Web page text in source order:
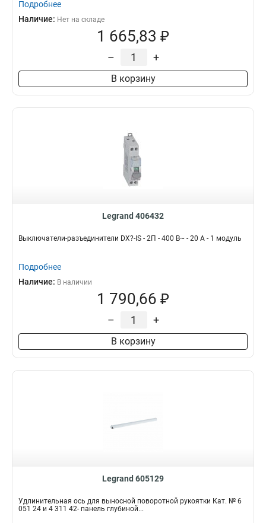
Подробнее
Наличие: Нет на складе
1 665,83 ₽
– +
В корзину
Legrand 406432
Выключатели-разъединители DX?-IS - 2П - 400 В~ - 20 А - 1 модуль
Подробнее
Наличие: В наличии
1 790,66 ₽
– +
В корзину
Legrand 605129
Удлинительная ось для выносной поворотной рукоятки Кат. № 6
051 24 и 4 311 42- панель глубиной...